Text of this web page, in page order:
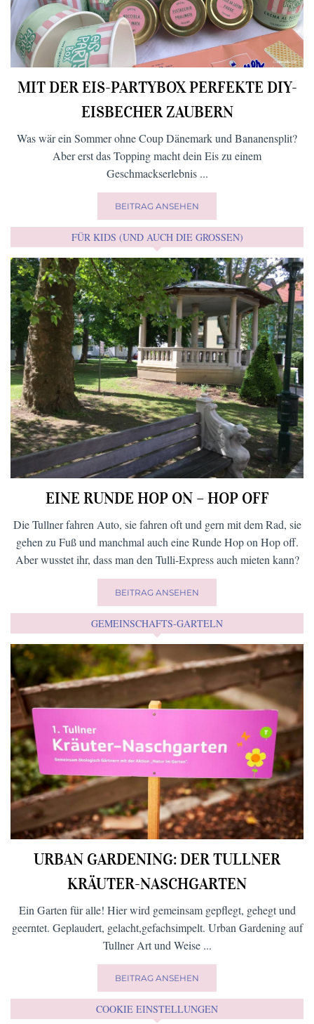
MIT DER EIS-PARTYBOX PERFEKTE DIY-
EISBECHER ZAUBERN
Was wär ein Sommer ohne Coup Dänemark und Bananensplit?
Aber erst das Topping macht dein Eis zu einem
Geschmackserlebnis ...
BEITRAG ANSEHEN
FÜR KIDS (UND AUCH DIE GROSSEN)
EINE RUNDE HOP ON – HOP OFF
Die Tullner fahren Auto, sie fahren oft und gern mit dem Rad, sie
gehen zu Fuß und manchmal auch eine Runde Hop on Hop off.
Aber wusstet ihr, dass man den Tulli-Express auch mieten kann?
BEITRAG ANSEHEN
GEMEINSCHAFTS-GARTELN
URBAN GARDENING: DER TULLNER
KRÄUTER-NASCHGARTEN
Ein Garten für alle! Hier wird gemeinsam gepflegt, gehegt und
geerntet. Geplaudert, gelacht,gefachsimpelt. Urban Gardening auf
Tullner Art und Weise ...
BEITRAG ANSEHEN
COOKIE EINSTELLUNGEN